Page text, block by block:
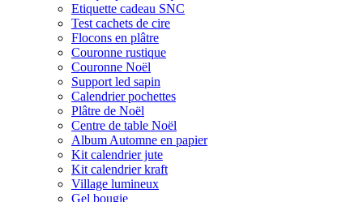
Etiquette cadeau SNC
Test cachets de cire
Flocons en plâtre
Couronne rustique
Couronne Noël
Support led sapin
Calendrier pochettes
Plâtre de Noël
Centre de table Noël
Album Automne en papier
Kit calendrier jute
Kit calendrier kraft
Village lumineux
Gel bougie